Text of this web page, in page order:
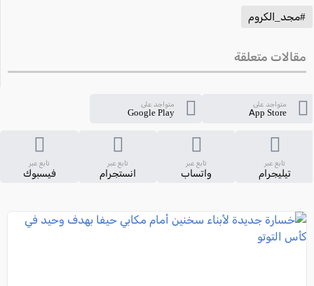
#مجد_الكروم
مقالات متعلقة
متواجد على
App Store
متواجد على
Google Play
تابع عبر
تيليجرام
تابع عبر
واتساب
تابع عبر
انستجرام
تابع عبر
فيسبوك